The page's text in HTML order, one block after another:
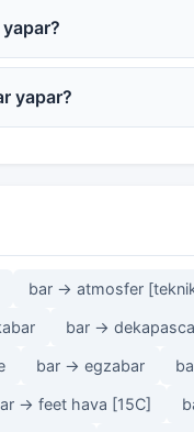
yapar?
bar → atmosfer
bar →
bar → egzabar
→ feet hava [15C]